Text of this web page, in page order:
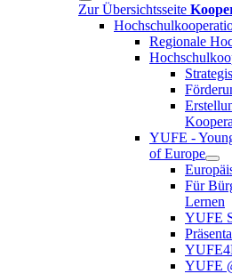
Zur Übersichtsseite
Regionale
YUFE -
of Europe
Für
Lernen
YUFE
YUFE